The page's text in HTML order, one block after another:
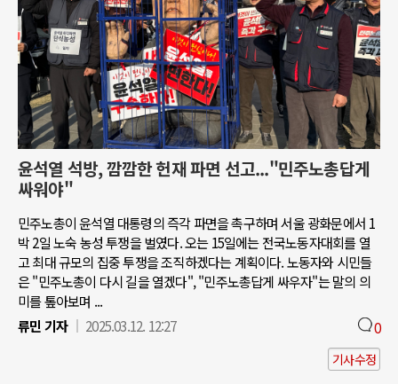
윤석열 석방, 깜깜한 헌재 파면 선고..."민주노총답게
싸워야"
민주노총이 윤석열 대통령의 즉각 파면을 촉구하며 서울 광화문에서 1
박 2일 노숙 농성 투쟁을 벌였다. 오는 15일에는 전국노동자대회를 열
고 최대 규모의 집중 투쟁을 조직하겠다는 계획이다. 노동자와 시민들
은 "민주노총이 다시 길을 열겠다", "민주노총답게 싸우자"는 말의 의
미를 톺아보며 ...
류민 기자
2025.03.12. 12:27 0
기사수정